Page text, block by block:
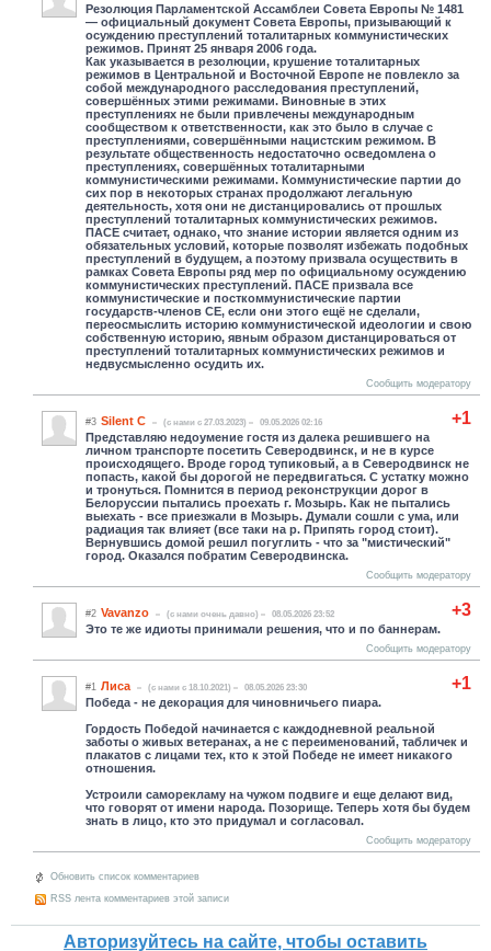
Резолюция Парламентской Ассамблеи Совета Европы № 1481
— официальный документ Совета Европы, призывающий к
осуждению преступлений тоталитарных коммунистических
режимов. Принят 25 января 2006 года.
Как указывается в резолюции, крушение тоталитарных
режимов в Центральной и Восточной Европе не повлекло за
собой международного расследования преступлений,
совершённых этими режимами. Виновные в этих
преступлениях не были привлечены международным
сообществом к ответственности, как это было в случае с
преступлениями, совершёнными нацистским режимом. В
результате общественность недостаточно осведомлена о
преступлениях, совершённых тоталитарными
коммунистическими режимами. Коммунистические партии до
сих пор в некоторых странах продолжают легальную
деятельность, хотя они не дистанцировались от прошлых
преступлений тоталитарных коммунистических режимов.
ПАСЕ считает, однако, что знание истории является одним из
обязательных условий, которые позволят избежать подобных
преступлений в будущем, а поэтому призвала осуществить в
рамках Совета Европы ряд мер по официальному осуждению
коммунистических преступлений. ПАСЕ призвала все
коммунистические и посткоммунистические партии
государств-членов СЕ, если они этого ещё не сделали,
переосмыслить историю коммунистической идеологии и свою
собственную историю, явным образом дистанцироваться от
преступлений тоталитарных коммунистических режимов и
недвусмысленно осудить их.
Сообщить модератору
+1
#3 Silent C (c нами с 27.03.2023) 09.05.2026 02:16
Представляю недоумение гостя из далека решившего на
личном транспорте посетить Северодвинск, и не в курсе
происходящего. Вроде город тупиковый, а в Северодвинск не
попасть, какой бы дорогой не передвигаться. С устатку можно
и тронуться. Помнится в период реконструкции дорог в
Белоруссии пытались проехать г. Мозырь. Как не пытались
выехать - все приезжали в Мозырь. Думали сошли с ума, или
радиация так влияет (все таки на р. Припять город стоит).
Вернувшись домой решил погуглить - что за "мистический"
город. Оказался побратим Северодвинска.
Сообщить модератору
+3
#2 Vavanzo (c нами очень давно) 08.05.2026 23:52
Это те же идиоты принимали решения, что и по баннерам.
Сообщить модератору
+1
#1 Лиса (c нами с 18.10.2021) 08.05.2026 23:30
Победа - не декорация для чиновничьего пиара.
Гордость Победой начинается с каждодневной реальной
заботы о живых ветеранах, а не с переименований, табличек и
плакатов с лицами тех, кто к этой Победе не имеет никакого
отношения.
Устроили саморекламу на чужом подвиге и еще делают вид,
что говорят от имени народа. Позорище. Теперь хотя бы будем
знать в лицо, кто это придумал и согласовал.
Сообщить модератору
Обновить список комментариев
RSS лента комментариев этой записи
Авторизуйтесь на сайте, чтобы оставить